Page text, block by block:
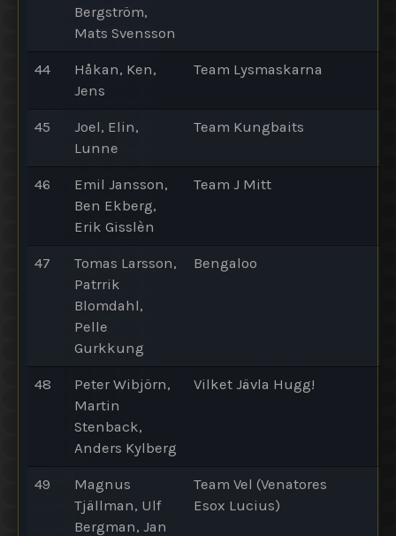
Bergström,
Mats Svensson
44
Håkan, Ken,
Jens
Team Lysmaskarna
45
Joel, Elin,
Lunne
Team Kungbaits
46
Emil Jansson,
Ben Ekberg,
Erik Gisslèn
Team J Mitt
47
Tomas Larsson,
Patrrik
Blomdahl,
Pelle
Gurkkung
Bengaloo
48
Peter Wibjörn,
Martin
Stenback,
Anders Kylberg
Vilket Jävla Hugg!
49
Magnus
Tjällman, Ulf
Bergman, Jan
Team Vel (Venatores
Esox Lucius)